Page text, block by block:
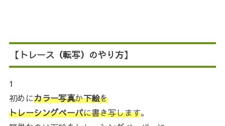
【トレース（転写）のやり方】
1
初めにカラー写真か下絵を
トレーシングペーパに書き写します。